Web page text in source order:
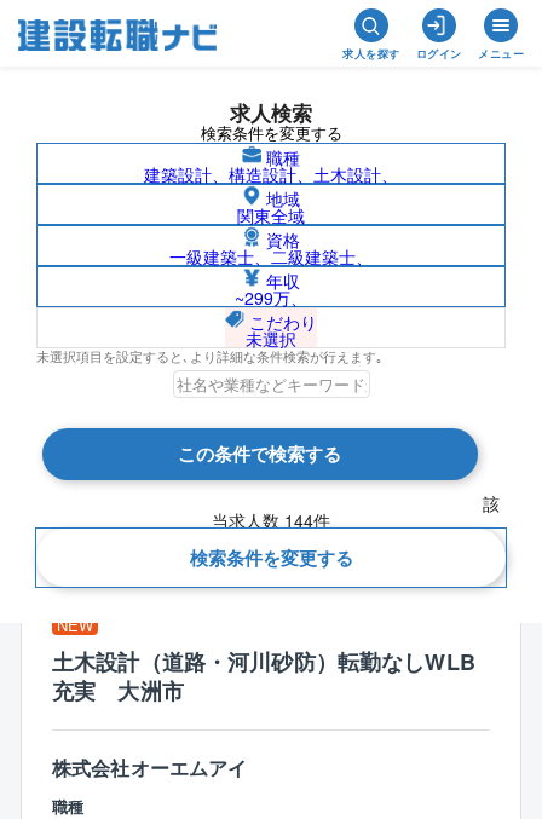
求人を探す ログイン メニュー
求人検索
検索条件を変更する
職種
建築設計、構造設計、土木設計、
地域
関東全域
資格
一級建築士、二級建築士、
年収
~299万、
こだわり
未選択
未選択項目を設定すると､より詳細な条件検索が行えます｡
この条件で検索する
該
当求人数 144件
検索条件を変更する
愛媛県の求人検索結果一覧
検索結果 144 件
現在の検索条件
NEW
土木設計（道路・河川砂防）転勤なしWLB
充実 大洲市
株式会社オーエムアイ
職種